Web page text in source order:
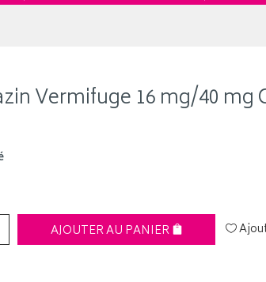
Vermifuge 16 mg/40 mg
AJOUTER AU PANIER